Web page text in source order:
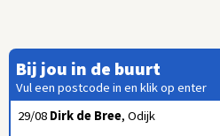
Bij jou in de buurt
Vul een postcode in en klik op enter
29/08 Dirk de Bree, Odijk